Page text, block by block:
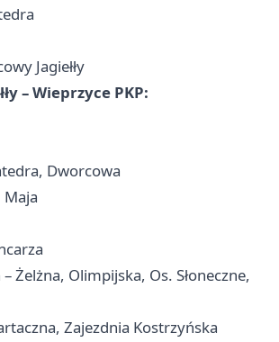
Jagiełły
– Wieprzyce PKP:
Dworcowa
Żelżna, Olimpijska, Os. Słoneczne,
Zajezdnia Kostrzyńska